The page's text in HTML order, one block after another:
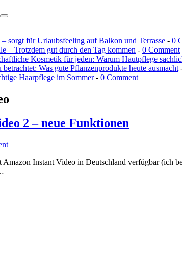
sorgt für Urlaubsfeeling auf Balkon und Terrasse - 0
– Trotzdem gut durch den Tag kommen - 0 Comment
Kosmetik für jeden: Warum Hautpflege
betrachtet: Was gute Pflanzenprodukte heute ausmacht
Haarpflege im Sommer- 0 Comment
2 – neue Funktionen
Instant Video in Deutschland verfügbar (ich